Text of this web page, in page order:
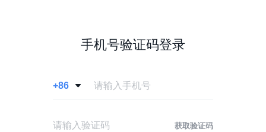
手机号验证码登录
+86 
获取验证码